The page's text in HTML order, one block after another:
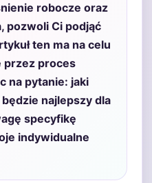
robocze oraz
pozwoli Ci podjąć
ten ma na celu
przez proces
na pytanie: jaki
najlepszy dla
specyfikę
indywidualne